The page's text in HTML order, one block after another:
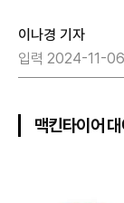
이나경 기자
입력 2024-11-
맥킨타이어